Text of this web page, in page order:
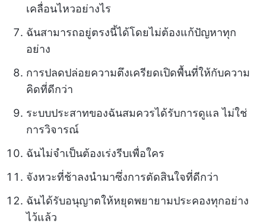
เคลื่อนไหวอย่างไร
ฉันสามารถอยู่ตรงนี้ได้โดยไม่ต้องแก้ปัญหาทุก
อย่าง
การปลดปล่อยความตึงเครียดเปิดพื้นที่ให้กับความ
คิดที่ดีกว่า
ระบบประสาทของฉันสมควรได้รับการดูแล ไม่ใช่
การวิจารณ์
ฉันไม่จำเป็นต้องเร่งรีบเพื่อใคร
จังหวะที่ช้าลงนำมาซึ่งการตัดสินใจที่ดีกว่า
ฉันได้รับอนุญาตให้หยุดพยายามประคองทุกอย่าง
ไว้แล้ว